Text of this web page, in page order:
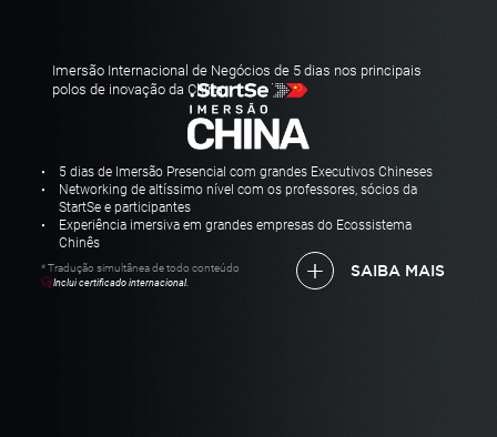
5 dias de Imersão Presencial com grandes Executivos Chineses
Networking de altíssimo nível com os professores, sócios da
StartSe e participantes
Experiência imersiva em grandes empresas do Ecossistema
Chinês
* Tradução simultânea de todo conteúdo
Inclui certificado internacional.
SAIBA MAIS
Imersão Internacional de Negócios de 5 dias nos principais
polos de inovação da China.